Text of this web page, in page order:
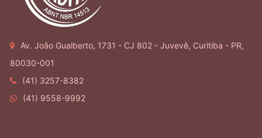
Av. João Gualberto, 1731 - CJ 802 - Juvevê, Curitiba - PR,
80030-001
(41) 3257-8382
(41) 9558-9992